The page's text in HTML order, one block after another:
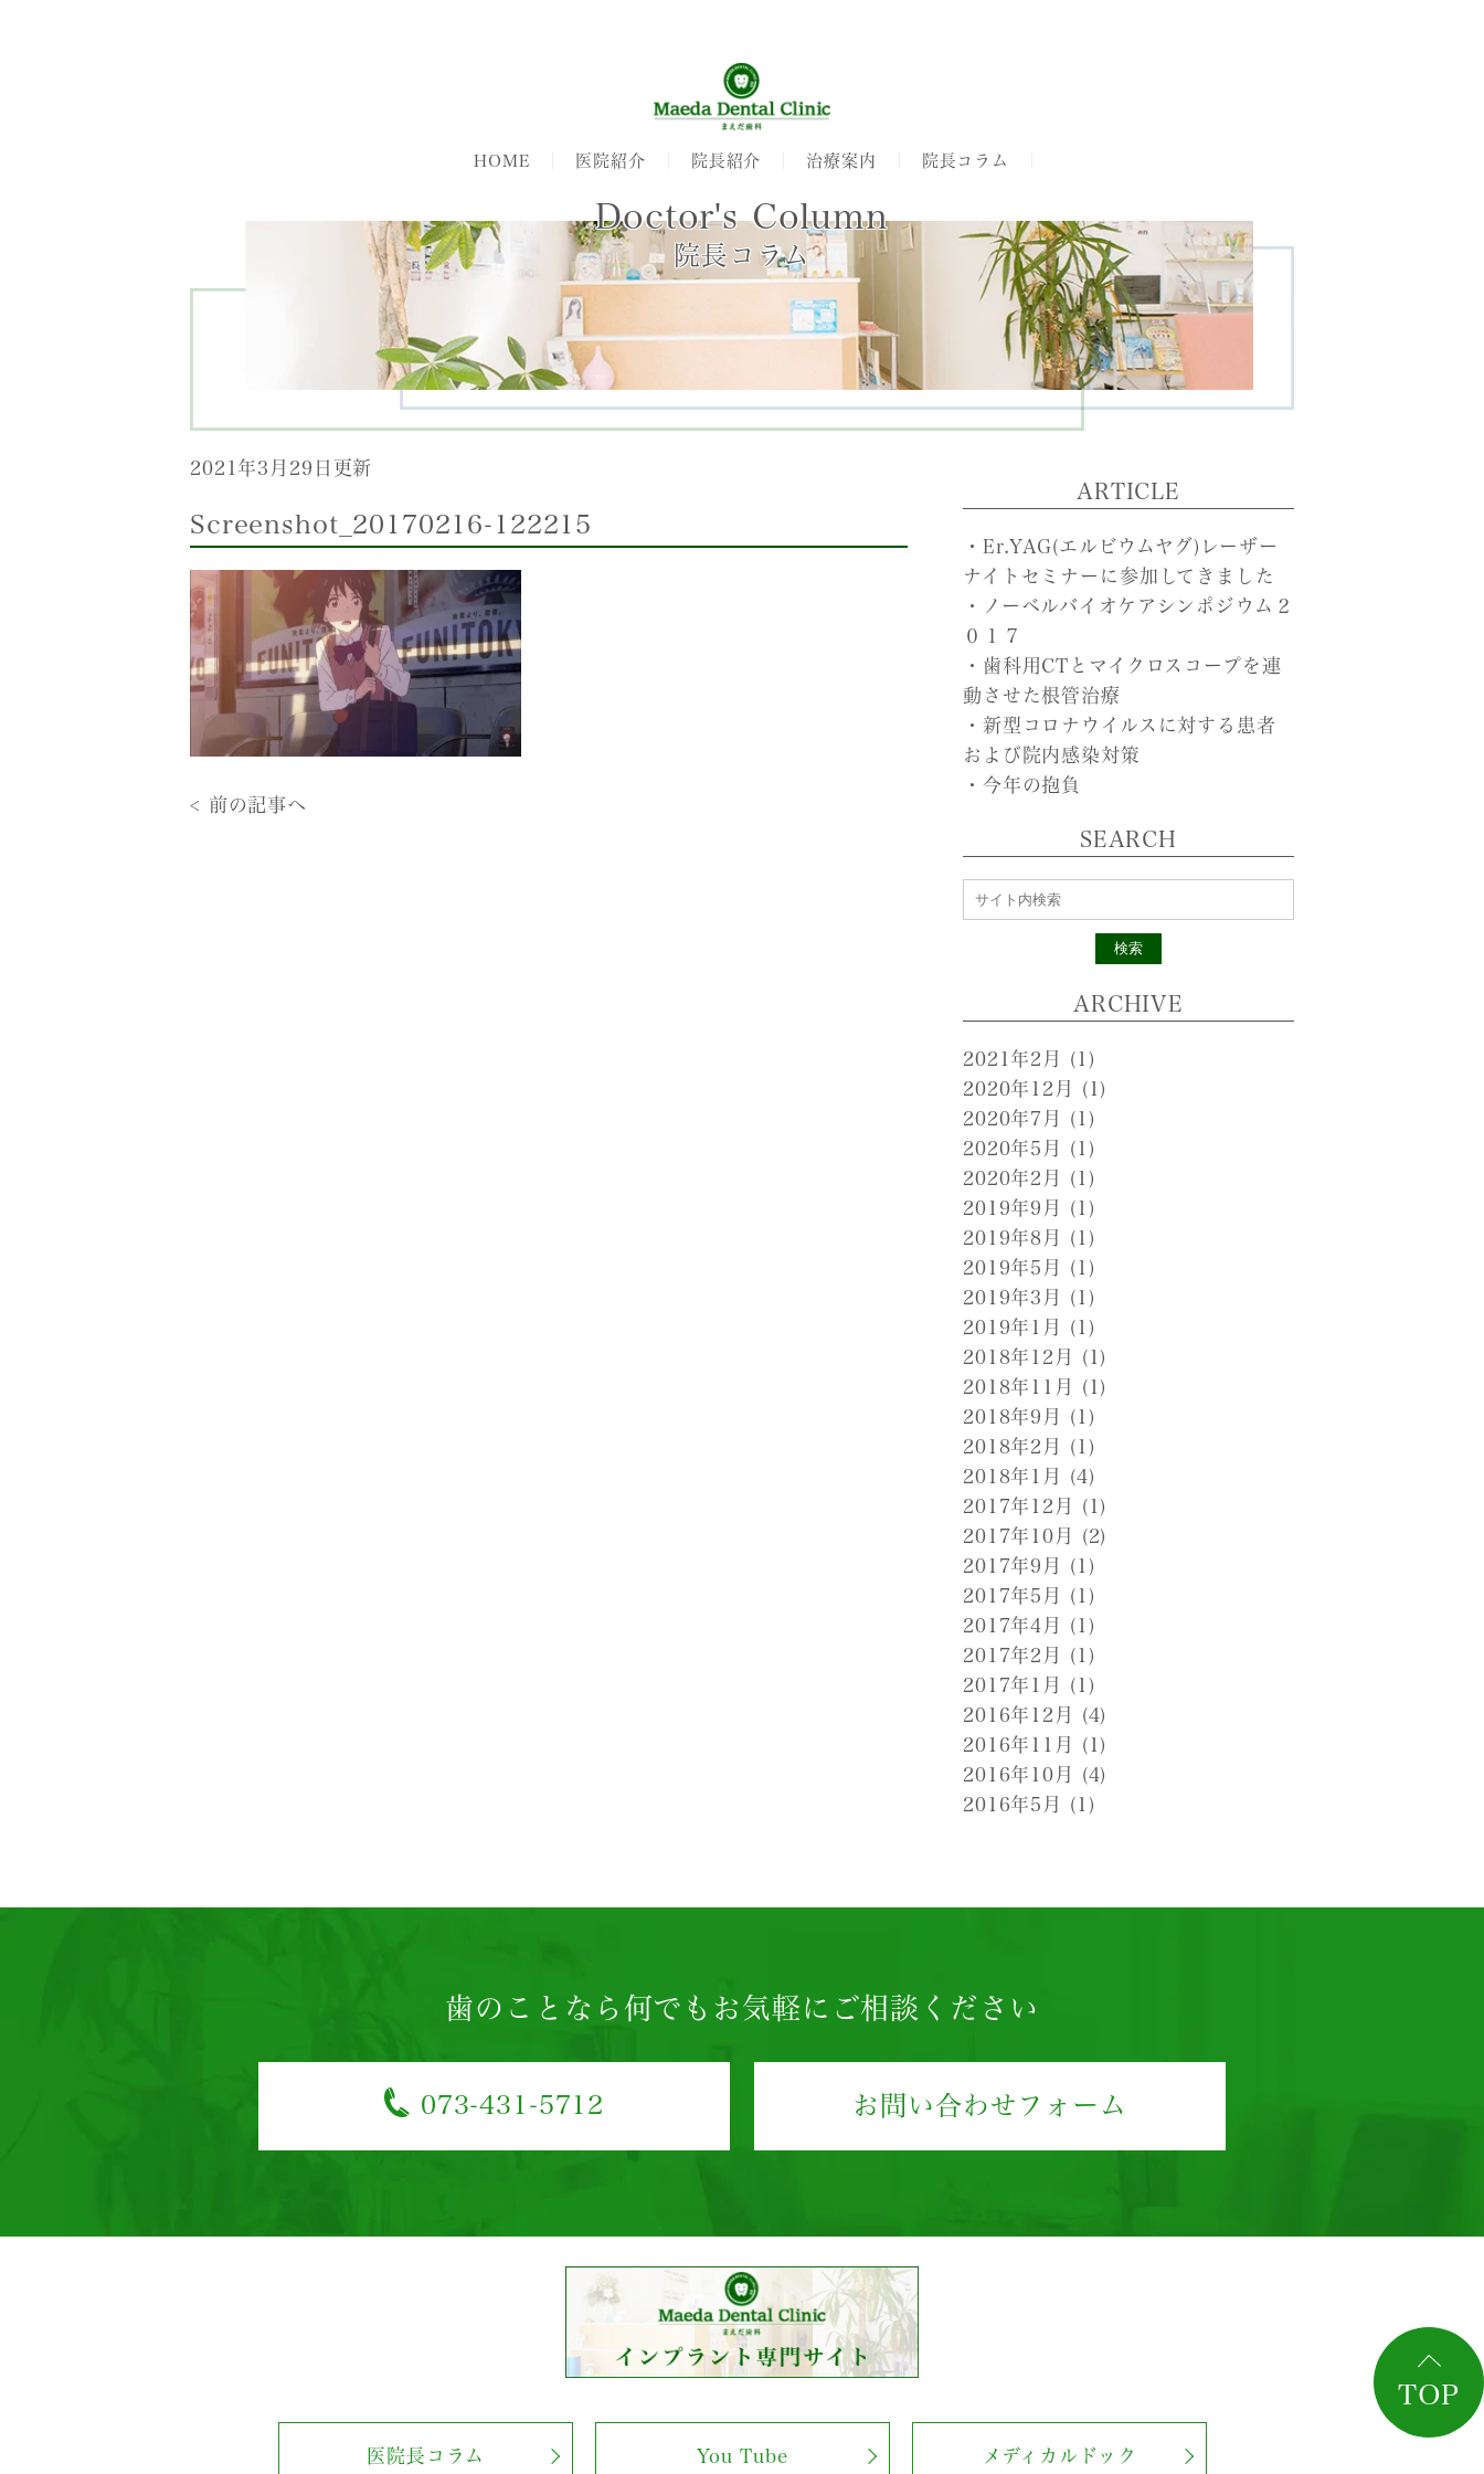
HOME 医院紹介 院長紹介 治療案内 院長コラム
Doctor's Column
院長コラム
2021年3月29日更新
Screenshot_20170216-122215
< 前の記事へ
ARTICLE
・Er.YAG(エルビウムヤグ)レーザー
ナイトセミナーに参加してきました
・ノーベルバイオケアシンポジウム２
０１７
・歯科用CTとマイクロスコープを連
動させた根管治療
・新型コロナウイルスに対する患者
および院内感染対策
・今年の抱負
SEARCH
検索
ARCHIVE
2021年2月 (1)
2020年12月 (1)
2020年7月 (1)
2020年5月 (1)
2020年2月 (1)
2019年9月 (1)
2019年8月 (1)
2019年5月 (1)
2019年3月 (1)
2019年1月 (1)
2018年12月 (1)
2018年11月 (1)
2018年9月 (1)
2018年2月 (1)
2018年1月 (4)
2017年12月 (1)
2017年10月 (2)
2017年9月 (1)
2017年5月 (1)
2017年4月 (1)
2017年2月 (1)
2017年1月 (1)
2016年12月 (4)
2016年11月 (1)
2016年10月 (4)
2016年5月 (1)
TOP
歯のことなら 何でもお気軽にご相談ください
073-431-5712 お問い合わせフォーム
医院長コラム You Tube メディカルドック